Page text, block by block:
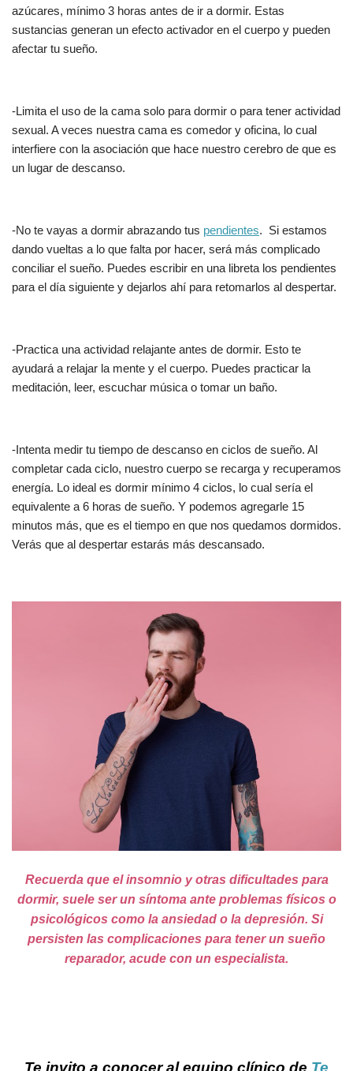
azúcares, mínimo 3 horas antes de ir a dormir. Estas
sustancias generan un efecto activador en el cuerpo y pueden
afectar tu sueño.
-Limita el uso de la cama solo para dormir o para tener actividad
sexual. A veces nuestra cama es comedor y oficina, lo cual
interfiere con la asociación que hace nuestro cerebro de que es
un lugar de descanso.
-No te vayas a dormir abrazando tus pendientes. Si estamos
dando vueltas a lo que falta por hacer, será más complicado
conciliar el sueño. Puedes escribir en una libreta los pendientes
para el día siguiente y dejarlos ahí para retomarlos al despertar.
-Practica una actividad relajante antes de dormir. Esto te
ayudará a relajar la mente y el cuerpo. Puedes practicar la
meditación, leer, escuchar música o tomar un baño.
-Intenta medir tu tiempo de descanso en ciclos de sueño. Al
completar cada ciclo, nuestro cuerpo se recarga y recuperamos
energía. Lo ideal es dormir mínimo 4 ciclos, lo cual sería el
equivalente a 6 horas de sueño. Y podemos agregarle 15
minutos más, que es el tiempo en que nos quedamos dormidos.
Verás que al despertar estarás más descansado.
Recuerda que el insomnio y otras dificultades para
dormir, suele ser un síntoma ante problemas físicos o
psicológicos como la ansiedad o la depresión. Si
persisten las complicaciones para tener un sueño
reparador, acude con un especialista.